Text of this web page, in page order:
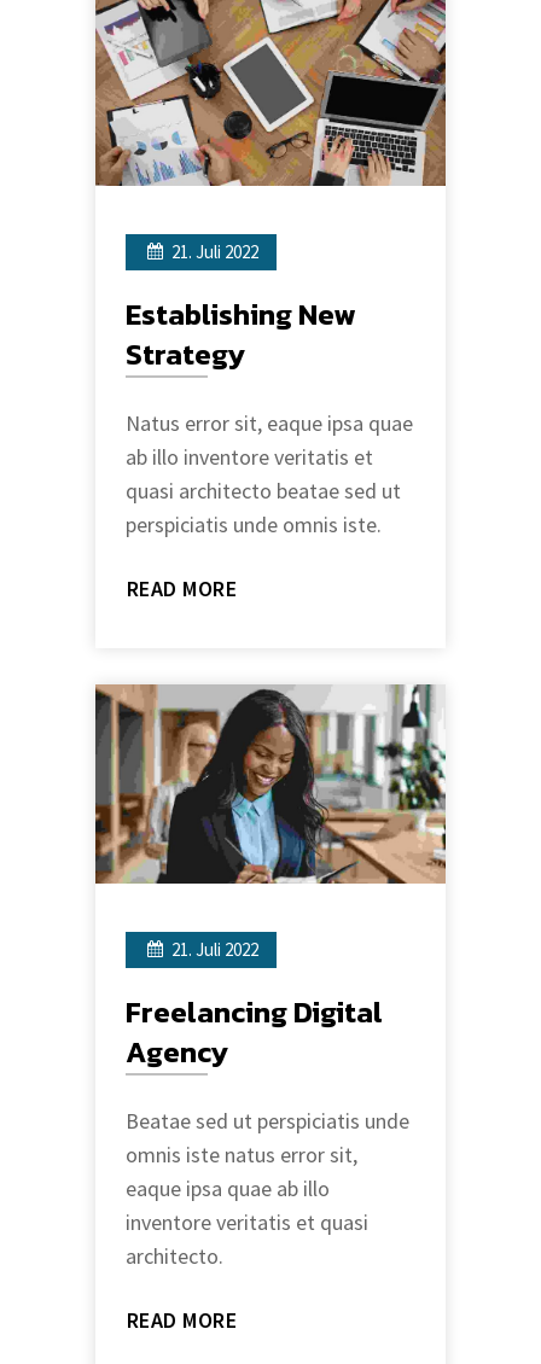
21. Juli 2022
Establishing New
Strategy
Natus error sit, eaque ipsa quae
ab illo inventore veritatis et
quasi architecto beatae sed ut
perspiciatis unde omnis iste.
READ MORE
21. Juli 2022
Freelancing Digital
Agency
Beatae sed ut perspiciatis unde
omnis iste natus error sit,
eaque ipsa quae ab illo
inventore veritatis et quasi
architecto.
READ MORE